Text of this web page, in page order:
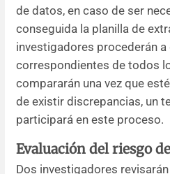
de datos, en caso de ser
conseguida la planilla de
investigadores procederán
correspondientes de todos
compararán una vez que
de existir discrepancias, un
participará en este proceso.
Evaluación del riesgo
Dos investigadores